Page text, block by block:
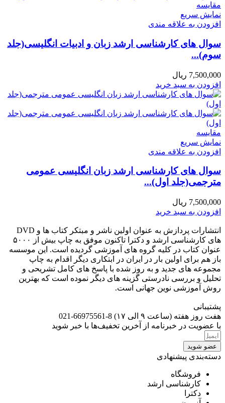
مقايسه
نمایش سریع
افزودن به علاقه مندی
سوال های کارشناسی ارشد زبان و ادبیات انگلیسی(جلد
سوم)...
7,500,000 ریال
افزودن به سبد خرید
مقايسه
نمایش سریع
افزودن به علاقه مندی
سوال های کارشناسی ارشد زبان انگلیسی عمومی
مترجمی(جلد اول)...
7,500,000 ریال
افزودن به سبد خرید
انتشارات پردازش به عنوان اولین ناشر و مبتکر کتاب ها و DVD
های کارشناسی ارشد و دکترا تاکنون موفق به چاپ بیش از ۵۰۰۰
عنوان کتاب در کلیه گروه های آموزشی گردیده است. این موسسه
باز هم برای اولین بار در ایران در ابتکاری دیگر اقدام به چاپ
مجموعه های جدید و به روز شده با پاسخ های کامل تشریحی و
تحلیل و بررسی نادرستی گزینه های دیگر نموده است که بهترین
روش آموزشی نوین جهانی است.
پشتیبانی
هفت روز هفته (ساعت ۹ الی ۱۷) 8-66975561-021
با عضویت در خبرنامه از آخرین تخفیف‌ها با خبر شوید
عضو شوید
دسته‌بندی پیشنهادی
فروشگاه
کارشناسی ارشد
دکترا